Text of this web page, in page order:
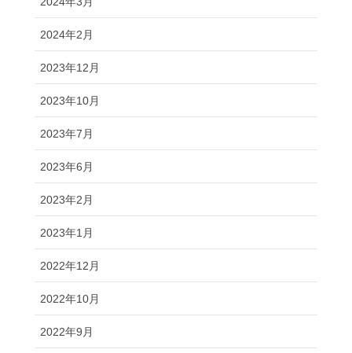
2024年2月
2023年12月
2023年10月
2023年7月
2023年6月
2023年2月
2023年1月
2022年12月
2022年10月
2022年9月